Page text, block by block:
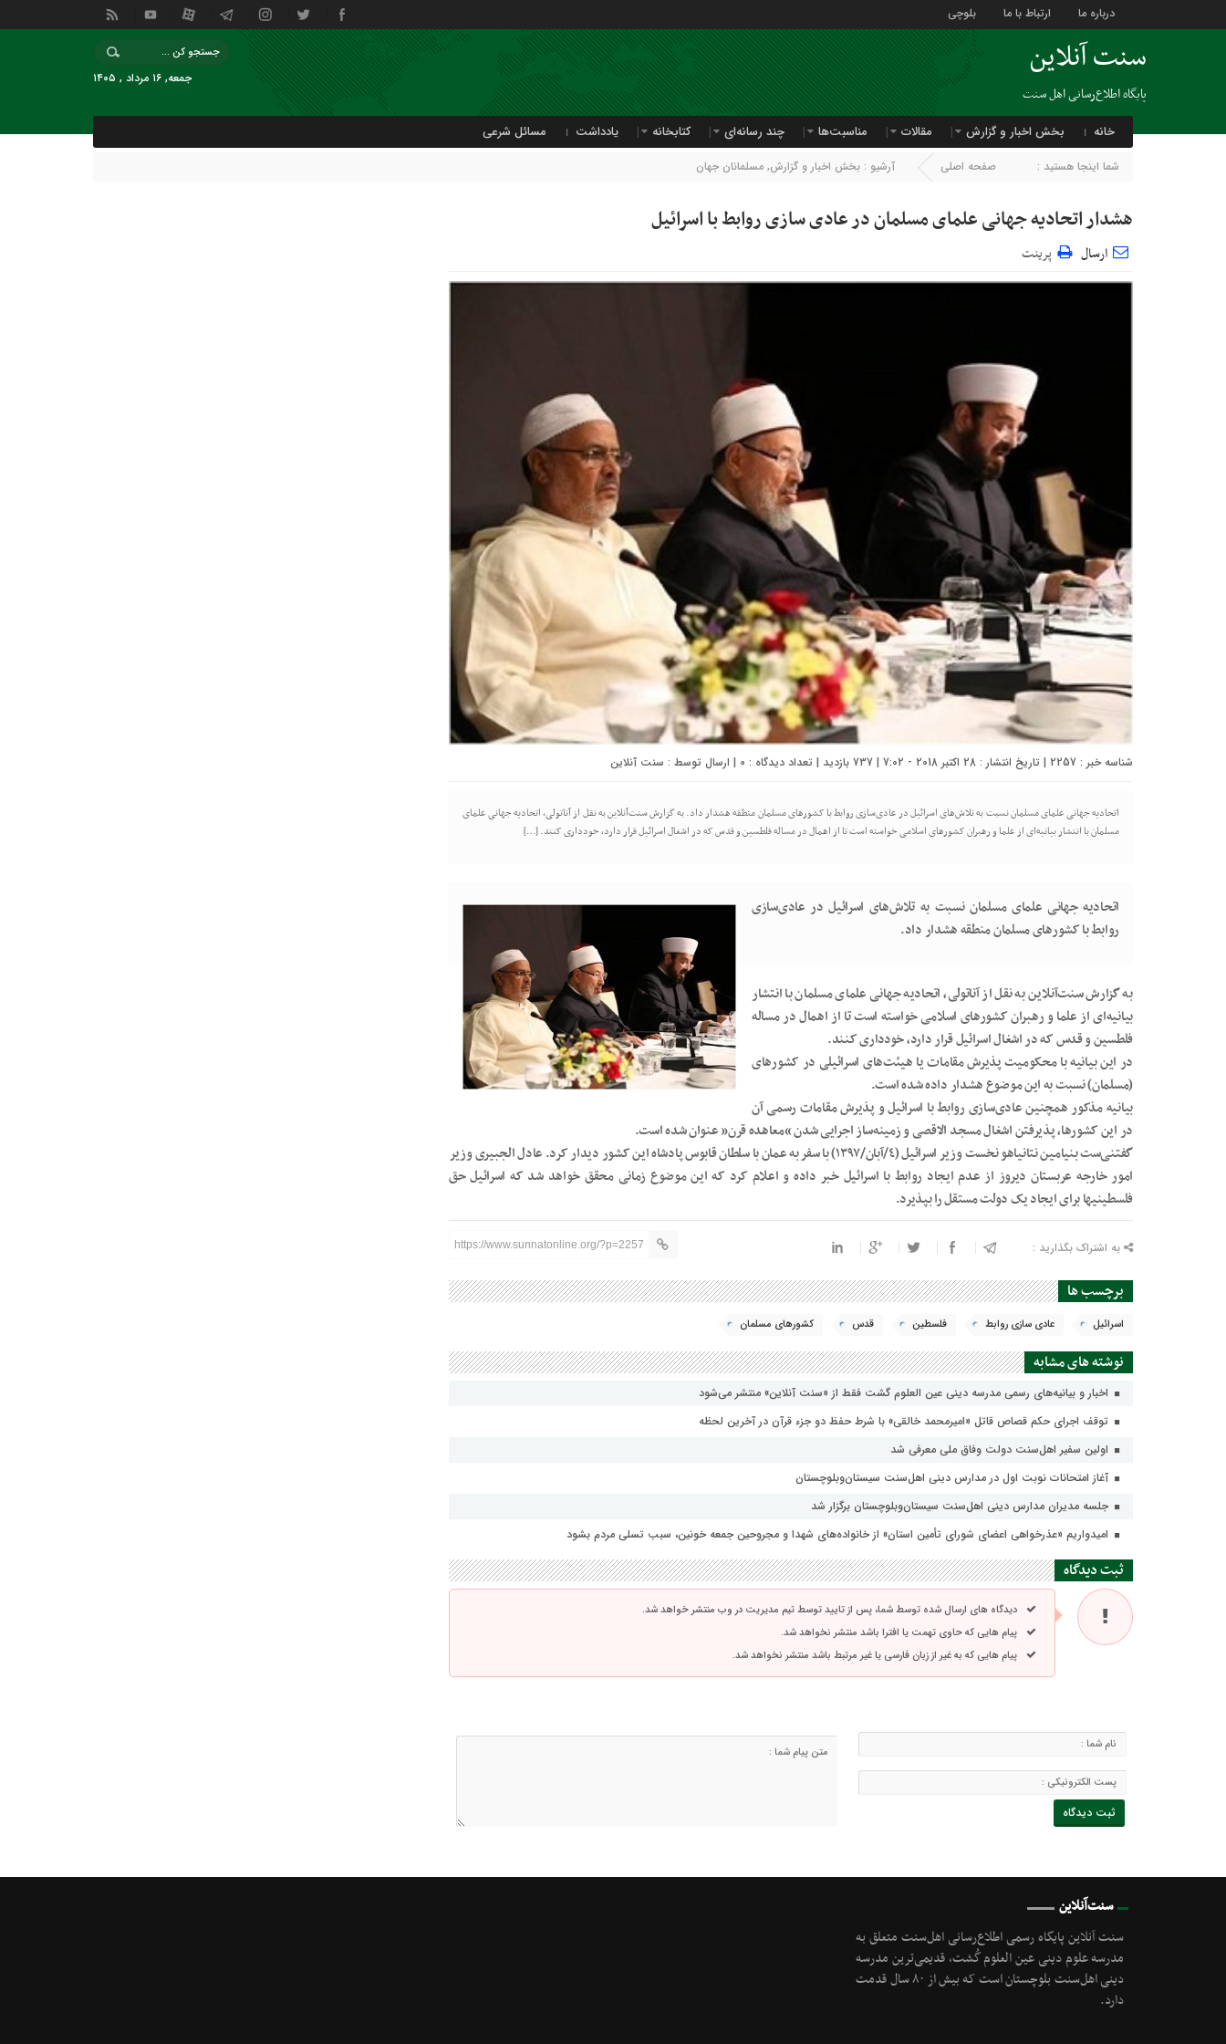
درباره ما ارتباط با ما بلوچی
سنت آنلاین
پایگاه اطلاع‌رسانی اهل سنت
جمعه, ۱۶ مرداد , ۱۴۰۵
خانه بخش اخبار و گزارش مقالات مناسبت‌ها چند رسانه‌ای کتابخانه یادداشت مسائل شرعی
شما اینجا هستید : صفحه اصلی آرشیو : بخش اخبار و گزارش, مسلمانان جهان
هشدار اتحادیه جهانی علمای مسلمان در عادی سازی روابط با اسرائیل
ارسال پرینت
شناسه خبر : 2257 | تاریخ انتشار : 28 اکتبر 2018 - 7:02 | 737 بازدید | تعداد دیدگاه : 0 | ارسال توسط : سنت آنلاین
اتحادیه جهانی علمای مسلمان نسبت به تلاش‌های اسرائیل در عادی‌سازی روابط با کشورهای مسلمان منطقه هشدار داد. به گزارش سنت‌آنلاین به نقل از آناتولی، اتحادیه جهانی علمای
مسلمان با انتشار بیانیه‌ای از علما و رهبران کشورهای اسلامی خواسته است تا از اهمال در مساله فلطسین و قدس که در اشغال اسرائیل قرار دارد، خودداری کنند. […]
اتحادیه جهانی علمای مسلمان نسبت به تلاش‌های اسرائیل در عادی‌سازی
روابط با کشورهای مسلمان منطقه هشدار داد.
به گزارش سنت‌آنلاین به نقل از آناتولی، اتحادیه جهانی علمای مسلمان با انتشار
بیانیه‌ای از علما و رهبران کشورهای اسلامی خواسته است تا از اهمال در مساله
فلطسین و قدس که در اشغال اسرائیل قرار دارد، خودداری کنند.
در این بیانیه با محکومیت پذیرش مقامات یا هیئت‌های اسرائیلی در کشورهای
(مسلمان) نسبت به این موضوع هشدار داده شده است.
بیانیه مذکور همچنین عادی‌سازی روابط با اسرائیل و پذیرش مقامات رسمی آن
در این کشورها، پذیرفتن اشغال مسجد الاقصی و زمینه‌ساز اجرایی شدن “معاهده قرن” عنوان شده است.
گفتنی‌ست بنیامین نتانیاهو نخست وزیر اسرائیل (٤/آبان/١٣٩٧) با سفر به عمان با سلطان قابوس پادشاه این کشور دیدار کرد. عادل الجبیری وزیر
امور خارجه عربستان دیروز از عدم ایجاد روابط با اسرائیل خبر داده و اعلام کرد که این موضوع زمانی محقق خواهد شد که اسرائیل حق
فلسطینیها برای ایجاد یک دولت مستقل را بپذیرد.
به اشتراک بگذارید : https://www.sunnatonline.org/?p=2257
برچسب ها
اسرائیل عادی سازی روابط فلسطین قدس کشورهای مسلمان
نوشته های مشابه
اخبار و بیانیه‌های رسمی مدرسه دینی عین العلوم گشت فقط از «سنت آنلاین» منتشر می‌شود
توقف اجرای حکم قصاص قاتل «امیرمحمد خالقی» با شرط حفظ دو جزء قرآن در آخرین لحظه
اولین سفیر اهل‌سنت دولت وفاق ملی معرفی شد
آغاز امتحانات نوبت اول در مدارس دینی اهل‌سنت سیستان‌وبلوچستان
جلسه مدیران مدارس دینی اهل‌سنت سیستان‌وبلوچستان برگزار شد
امیدواریم «عذرخواهی اعضای شورای تأمین استان» از خانواده‌های شهدا و مجروحین جمعه خونین، سبب تسلی مردم بشود
ثبت دیدگاه
دیدگاه های ارسال شده توسط شما، پس از تایید توسط تیم مدیریت در وب منتشر خواهد شد.
پیام هایی که حاوی تهمت یا افترا باشد منتشر نخواهد شد.
پیام هایی که به غیر از زبان فارسی یا غیر مرتبط باشد منتشر نخواهد شد.
سنت‌آنلاین
سنت آنلاین پایگاه رسمی اطلاع‌رسانی اهل‌سنت متعلق به
مدرسه علوم دینی عین العلوم گُشت, قدیمی‌ترین مدرسه
دینی اهل‌سنت بلوچستان است که بیش از ۸۰ سال قدمت
دارد.